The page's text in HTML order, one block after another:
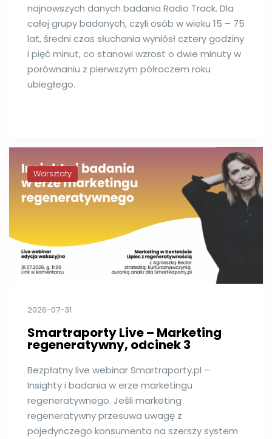
najnowszych danych badania Radio Track. Dla
całej grupy badanych, czyli osób w wieku 15 – 75
lat, średni czas słuchania wyniósł cztery godziny
i pięć minut, co stanowi wzrost o dwie minuty w
porównaniu z pierwszym półroczem roku
ubiegłego.
Warsztaty
2026-07-31
Smartraporty Live – Marketing
regeneratywny, odcinek 3
Bezpłatny live webinar Smartraporty.pl –
Insighty i badania w erze marketingu
regeneratywnego. Jeśli marketing
regeneratywny przesuwa uwagę z
pojedynczego konsumenta na szerszy system